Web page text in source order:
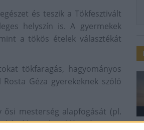
és teszik a Tökfesztivált
helyszín is. A gyermekek
a tökös ételek választékát
tökfaragás, hagyományos
Géza gyerekeknek szóló
mesterség alapfogását (pl.
készíthetnek töklámpást vagy